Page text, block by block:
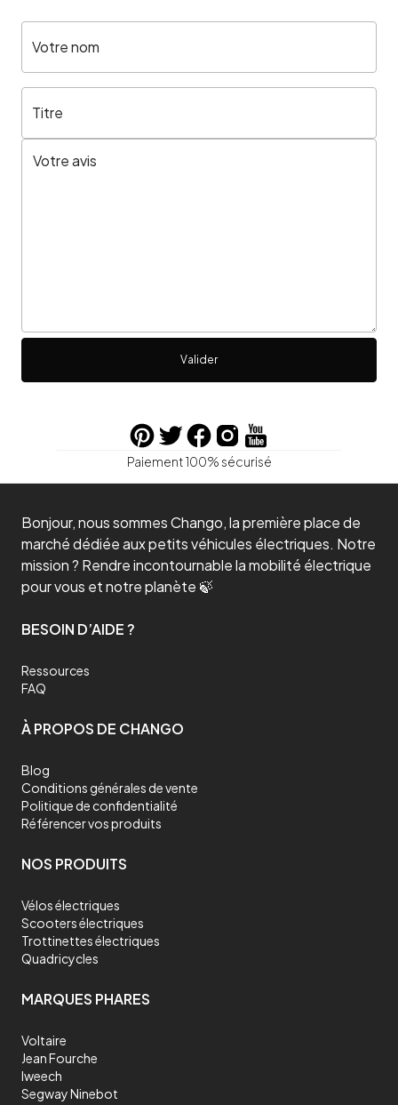
Votre nom
Titre
Valider
Paiement 100% sécurisé
Bonjour, nous sommes Chango, la première place de
marché dédiée aux petits véhicules électriques. Notre
mission ? Rendre incontournable la mobilité électrique
pour vous et notre planète 🍃
BESOIN D’AIDE ?
Ressources
FAQ
À PROPOS DE CHANGO
Blog
Conditions générales de vente
Politique de confidentialité
Référencer vos produits
NOS PRODUITS
Vélos électriques
Scooters électriques
Trottinettes électriques
Quadricycles
MARQUES PHARES
Voltaire
Jean Fourche
Iweech
Segway Ninebot